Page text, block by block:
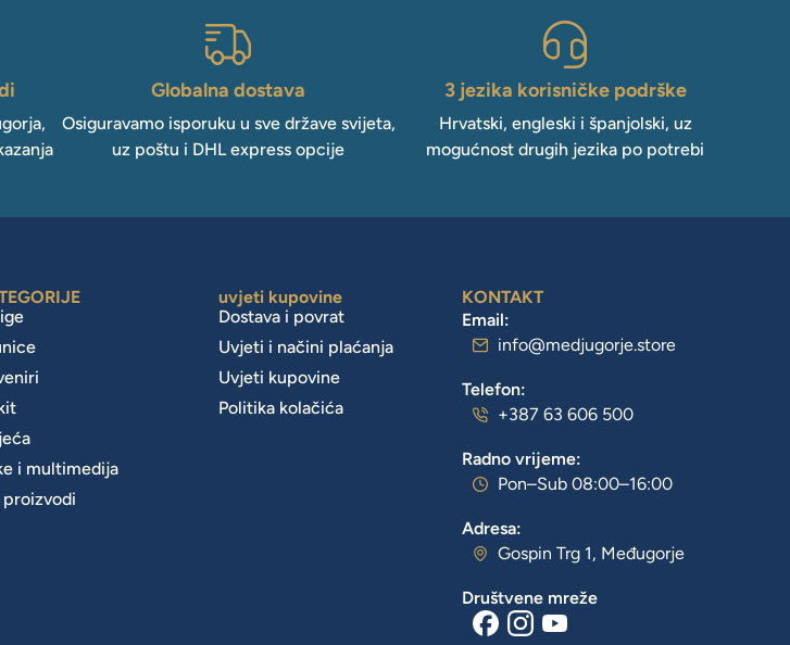
Globalna dostava
Osiguravamo isporuku u sve države svijeta,
uz poštu i DHL express opcije
3 jezika korisničke podrške
Hrvatski, engleski i španjolski, uz
mogućnost drugih jezika po potrebi
i multimedija
proizvodi
uvjeti kupovine
Dostava i povrat
Uvjeti i načini plaćanja
Uvjeti kupovine
Politika kolačića
KONTAKT
Email:
info@medjugorje.store
Telefon:
+387 63 606 500
Radno vrijeme:
Pon–Sub 08:00–16:00
Adresa:
Gospin Trg 1, Međugorje
Društvene mreže